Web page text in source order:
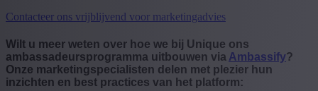
Contacteer ons vrijblijvend voor marketingadvies
Wilt u meer weten over hoe we bij Unique ons
ambassadeursprogramma uitbouwen via Ambassify?
Onze marketingspecialisten delen met plezier hun
inzichten en best practices van het platform: